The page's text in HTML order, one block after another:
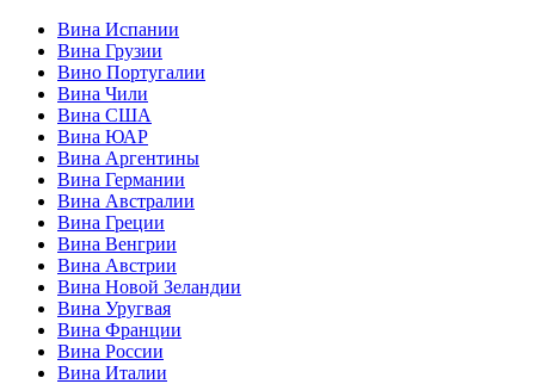
Вина Испании
Вина Грузии
Вино Португалии
Вина Чили
Вина США
Вина ЮАР
Вина Аргентины
Вина Германии
Вина Австралии
Вина Греции
Вина Венгрии
Вина Австрии
Вина Новой Зеландии
Вина Уругвая
Вина Франции
Вина России
Вина Италии